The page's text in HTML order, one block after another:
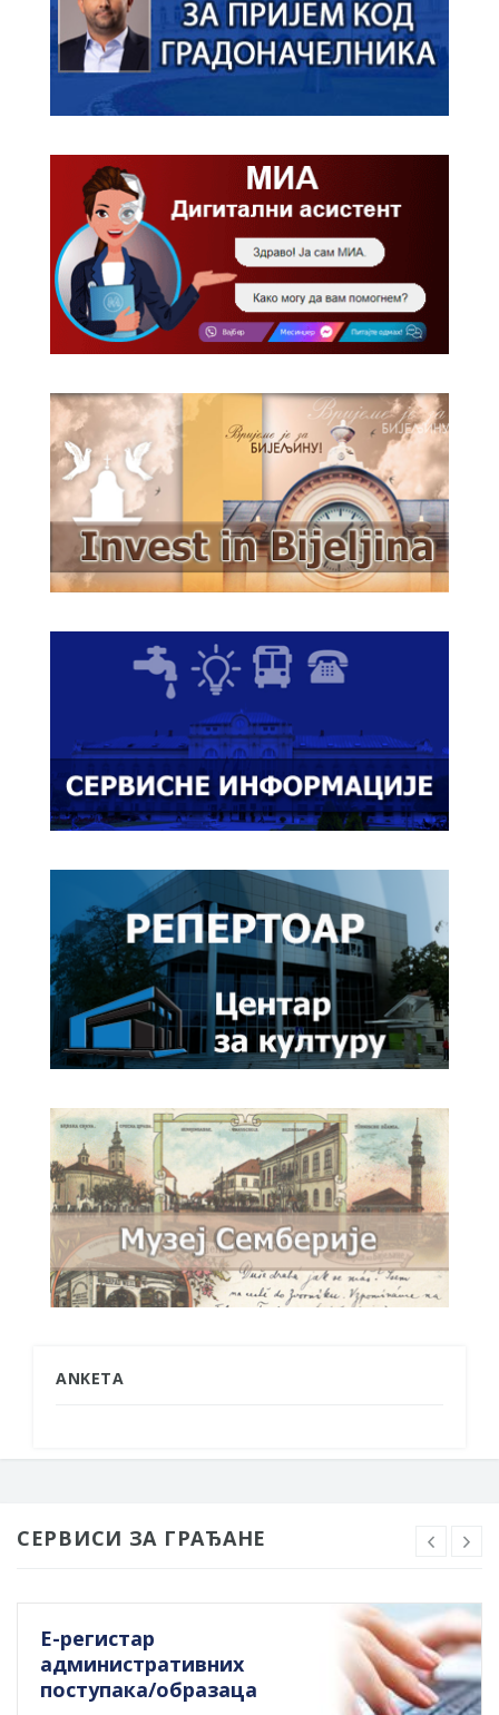
ANKETA
СЕРВИСИ ЗА ГРАЂАНЕ
Е-регистар
административних
поступака/образаца